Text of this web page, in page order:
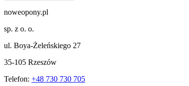
noweopony.pl
sp. z o. o.
ul. Boya-Żeleńskiego 27
35-105 Rzeszów
Telefon: +48 730 730 705